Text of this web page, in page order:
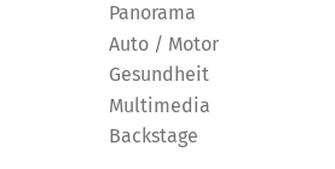
Panorama
Auto / Motor
Gesundheit
Multimedia
Backstage